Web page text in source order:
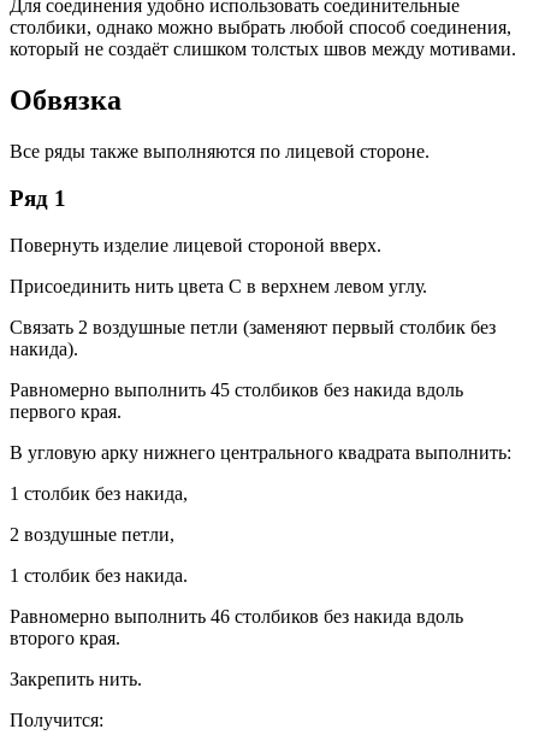
Для соединения удобно использовать соединительные
столбики, однако можно выбрать любой способ соединения,
который не создаёт слишком толстых швов между мотивами.
Обвязка
Все ряды также выполняются по лицевой стороне.
Ряд 1
Повернуть изделие лицевой стороной вверх.
Присоединить нить цвета С в верхнем левом углу.
Связать 2 воздушные петли (заменяют первый столбик без
накида).
Равномерно выполнить 45 столбиков без накида вдоль
первого края.
В угловую арку нижнего центрального квадрата выполнить:
1 столбик без накида,
2 воздушные петли,
1 столбик без накида.
Равномерно выполнить 46 столбиков без накида вдоль
второго края.
Закрепить нить.
Получится: